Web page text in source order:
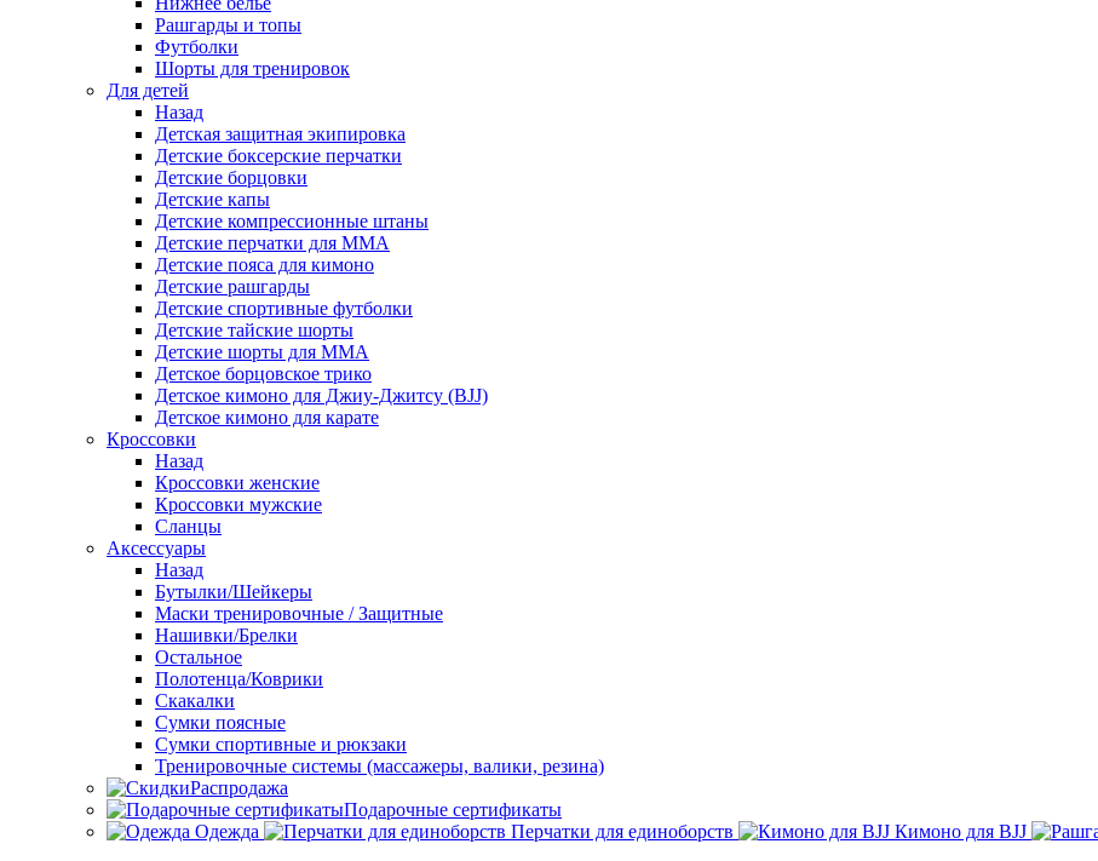
Рашгарды и топы
Футболки
Шорты для тренировок
Для детей
Назад
Детская защитная экипировка
Детские боксерские перчатки
Детские борцовки
Детские капы
Детские компрессионные штаны
Детские перчатки для ММА
Детские пояса для кимоно
Детские рашгарды
Детские спортивные футболки
Детские тайские шорты
Детские шорты для ММА
Детское борцовское трико
Детское кимоно для Джиу-Джитсу (BJJ)
Детское кимоно для карате
Кроссовки
Назад
Кроссовки женские
Кроссовки мужские
Сланцы
Аксессуары
Назад
Бутылки/Шейкеры
Маски тренировочные / Защитные
Нашивки/Брелки
Остальное
Полотенца/Коврики
Скакалки
Сумки поясные
Сумки спортивные и рюкзаки
Тренировочные системы (массажеры, валики, резина)
Распродажа
Подарочные сертификаты
Одежда
Перчатки для единоборств Кимоно для BJJ